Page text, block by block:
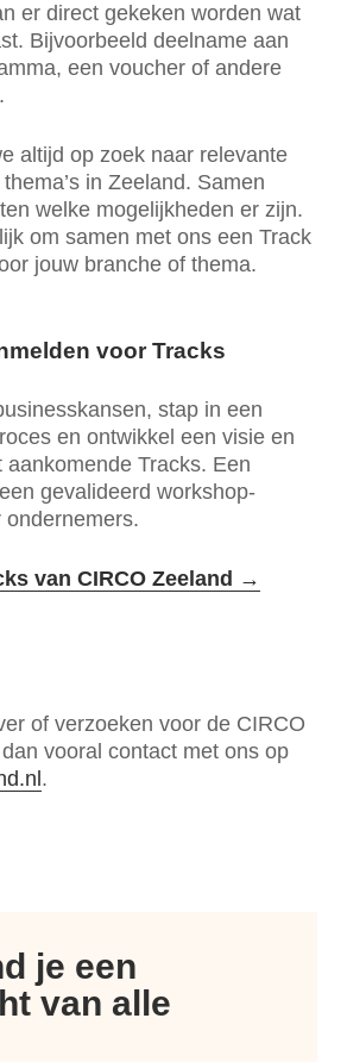
er direct gekeken worden wat
Bijvoorbeeld deelname aan
een voucher of andere
altijd op zoek naar relevante
in Zeeland. Samen
welke mogelijkheden er zijn.
om samen met ons een Track
jouw branche of thema.
voor Tracks
stap in een
en ontwikkel een visie en
Tracks. Een
gevalideerd workshop-
ondernemers.
van CIRCO Zeeland →
of verzoeken voor de CIRCO
vooral contact met ons op
.
je een
van alle